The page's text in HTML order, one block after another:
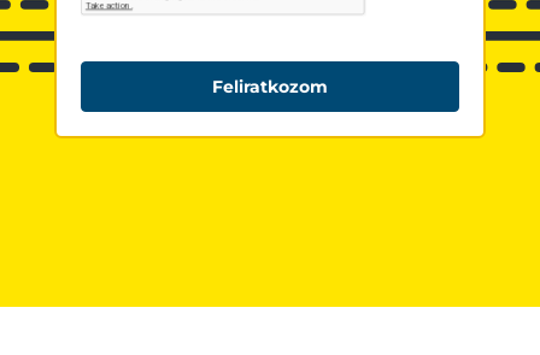
Feliratkozom